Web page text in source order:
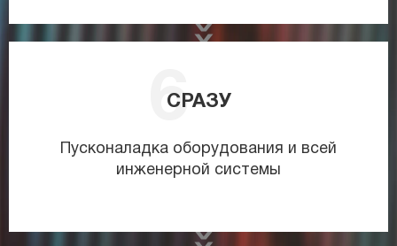
СРАЗУ
Пусконаладка оборудования и всей
инженерной системы